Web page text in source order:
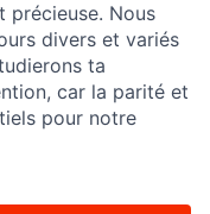
précieuse. Nous
divers et variés
ta
car la parité et
pour notre